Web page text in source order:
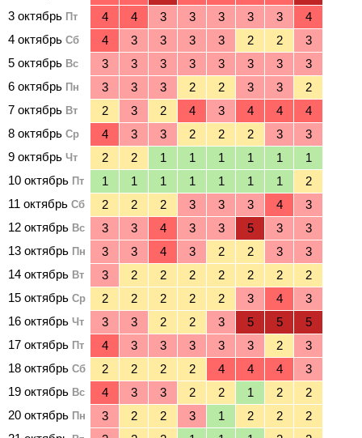
3 октябрь Пт
4 октябрь Сб
5 октябрь Вс
6 октябрь Пн
7 октябрь Вт
8 октябрь Ср
9 октябрь Чт
10 октябрь Пт
11 октябрь Сб
12 октябрь Вс
13 октябрь Пн
14 октябрь Вт
15 октябрь Ср
16 октябрь Чт
17 октябрь Пт
18 октябрь Сб
19 октябрь Вс
20 октябрь Пн